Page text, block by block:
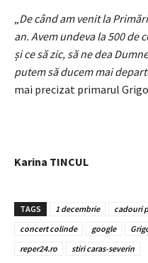
„De când am venit la
an. Avem undeva la 500 de
și ce să zic, să ne dea
putem să ducem mai
mai precizat primarul
Karina TINCUL
TAGS 1 decembrie cadouri
concert colinde
google
reper24.ro
stiri caras-severin